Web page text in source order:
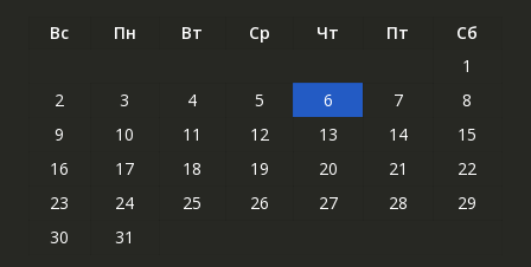
Вс Пн Вт Ср Чт Пт
Сб
1
2
3 4 5 6 7
8
9
10 11 12 13 14
15
16
17 18 19 20 21
22
23
24 25 26 27 28
29
30
31